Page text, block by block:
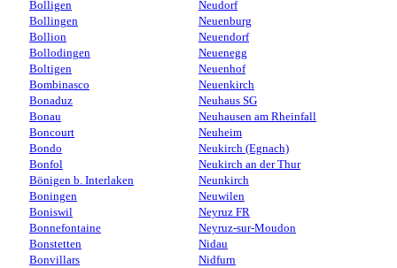
Bolligen
Bollingen
Bollion
Bollodingen
Boltigen
Bombinasco
Bonaduz
Bonau
Boncourt
Bondo
Bonfol
Bönigen b. Interlaken
Boningen
Boniswil
Bonnefontaine
Bonstetten
Bonvillars
Neudorf
Neuenburg
Neuendorf
Neuenegg
Neuenhof
Neuenkirch
Neuhaus SG
Neuhausen am Rheinfall
Neuheim
Neukirch (Egnach)
Neukirch an der Thur
Neunkirch
Neuwilen
Neyruz FR
Neyruz-sur-Moudon
Nidau
Nidfurn